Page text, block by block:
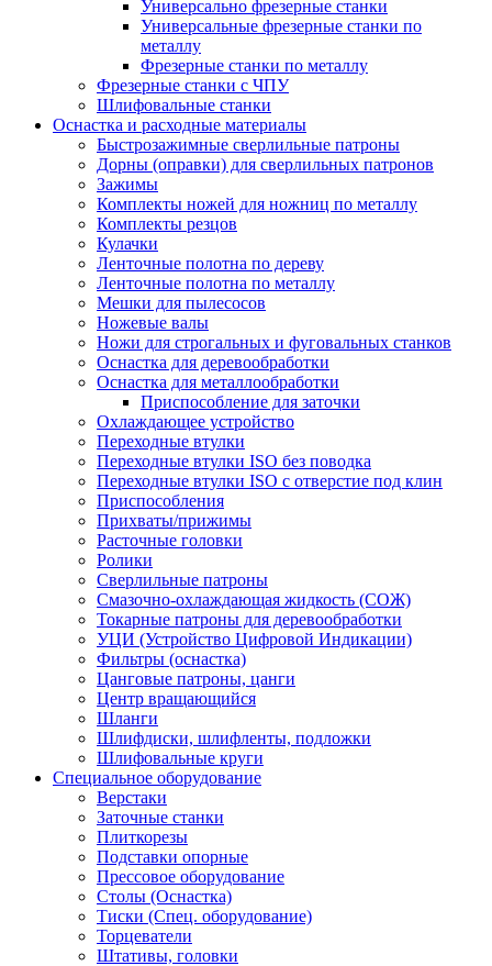
Универсально фрезерные станки
Универсальные фрезерные станки по
металлу
Фрезерные станки по металлу
Фрезерные станки с ЧПУ
Шлифовальные станки
Оснастка и расходные материалы
Быстрозажимные сверлильные патроны
Дорны (оправки) для сверлильных патронов
Зажимы
Комплекты ножей для ножниц по металлу
Комплекты резцов
Кулачки
Ленточные полотна по дереву
Ленточные полотна по металлу
Мешки для пылесосов
Ножевые валы
Ножи для строгальных и фуговальных станков
Оснастка для деревообработки
Оснастка для металлообработки
Приспособление для заточки
Охлаждающее устройство
Переходные втулки
Переходные втулки ISO без поводка
Переходные втулки ISO с отверстие под клин
Приспособления
Прихваты/прижимы
Расточные головки
Ролики
Сверлильные патроны
Смазочно-охлаждающая жидкость (СОЖ)
Токарные патроны для деревообработки
УЦИ (Устройство Цифровой Индикации)
Фильтры (оснастка)
Цанговые патроны, цанги
Центр вращающийся
Шланги
Шлифдиски, шлифленты, подложки
Шлифовальные круги
Специальное оборудование
Верстаки
Заточные станки
Плиткорезы
Подставки опорные
Прессовое оборудование
Столы (Оснастка)
Тиски (Спец. оборудование)
Торцеватели
Штативы, головки